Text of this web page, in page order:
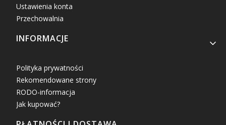
Ustawienia konta
Przechowalnia
INFORMACJE
Polityka prywatności
Rekomendowane strony
RODO-informacja
Jak kupować?